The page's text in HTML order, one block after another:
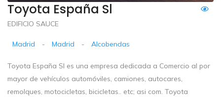
Toyota España Sl
EDIFICIO SAUCE
Madrid - Madrid - Alcobendas
Toyota España Sl es una empresa dedicada a Comercio al por
mayor de vehículos automóviles, camiones, autocares,
remolques, motocicletas, bicicletas.. etc; asi com. Toyota